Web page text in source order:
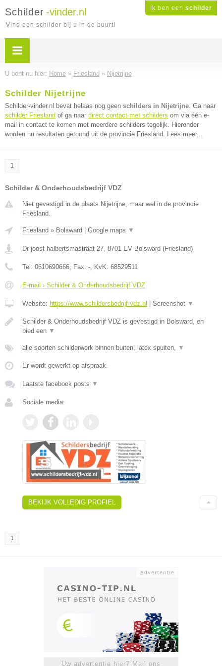
Ik ben een schilder
Schilder -vinder.nl
Vind een schilder bij u in de buurt!
U bent nu hier: Home » Friesland » Nijetrijne
Schilder Nijetrijne
Schilder-vinder.nl bevat helaas nog geen schilders in Nijetrijne. Ga naar
schilder Friesland of ga naar direct contact met schilders om via één e-
mail in contact te komen met meerdere schilders tegelijk. Hieronder
worden nu resultaten getoond uit de provincie Friesland. Lees meer...
1
Schilder & Onderhoudsbedrijf VDZ
Niet gevestigd in de plaats Nijetrijne, maar wel in de provincie
Friesland.
Friesland » Bolsward Google maps ▼
Dr joost halbertsmastraat 27, 8701 EV Bolsward (Friesland)
Tel: 0610690666, Fax: -, KvK: 68529511
E-mail › Schilder & Onderhoudsbedrijf VDZ
Website: https://www.schildersbedrijf-vdz.nl Screenshot ▼
Schilder & Onderhoudsbedrijf VDZ is gevestigd in Bolsward, en
bied een ▼
alle soorten schilderwerk binnen buiten, latex spuiten, ▼
Er wordt gewerkt op afspraak.
Laatste facebook posts ▼
Sociale media:
BEKIJK VOLLEDIG PROFIEL
1
Uw advertentie hier? Mail ons